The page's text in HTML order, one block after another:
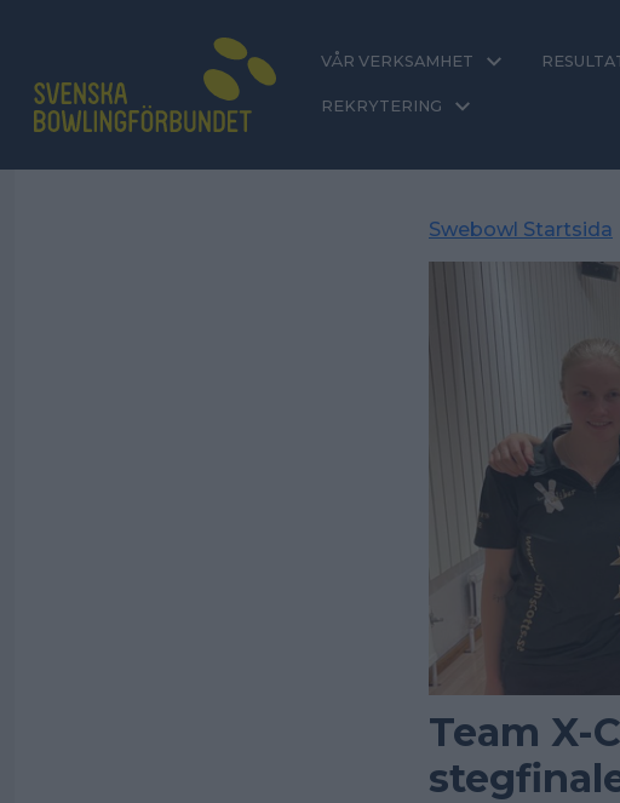
VÅR VERKSAMHET
REKRYTERING
Swebowl Startsida
Team X-